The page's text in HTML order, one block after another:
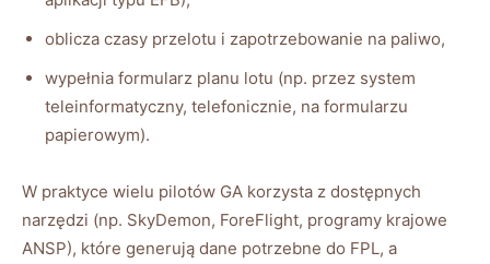
oblicza czasy przelotu i zapotrzebowanie na paliwo,
wypełnia formularz planu lotu (np. przez system
teleinformatyczny, telefonicznie, na formularzu
papierowym).
W praktyce wielu pilotów GA korzysta z dostępnych
narzędzi (np. SkyDemon, ForeFlight, programy krajowe
ANSP), które generują dane potrzebne do FPL, a